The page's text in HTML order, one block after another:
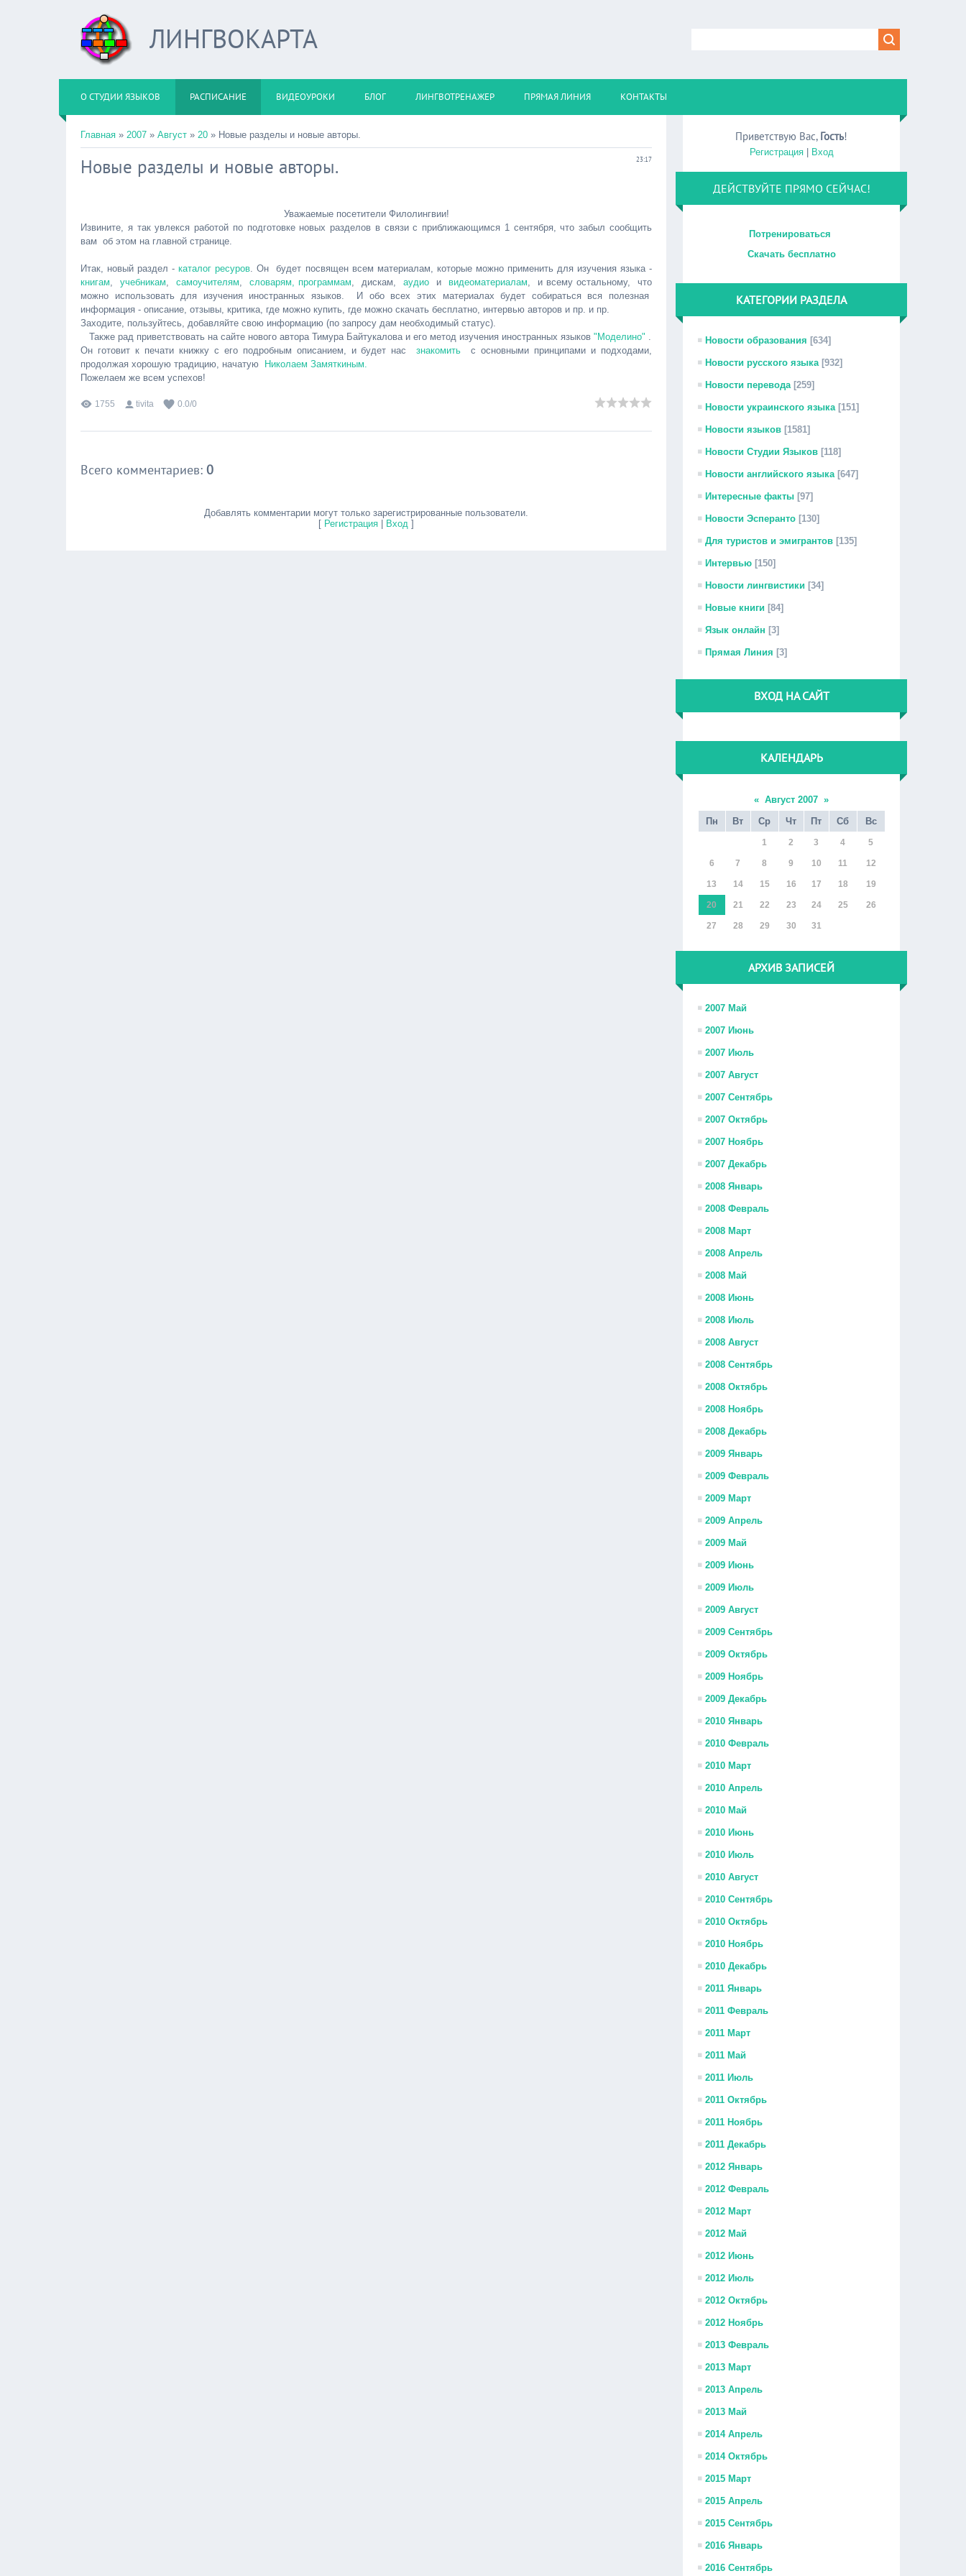
ЛИНГВОКАРТА
О СТУДИИ ЯЗЫКОВ РАСПИСАНИЕ ВИДЕОУРОКИ БЛОГ ЛИНГВОТРЕНАЖЕР ПРЯМАЯ ЛИНИЯ КОНТАКТЫ
Главная » 2007 » Август » 20 » Новые разделы и новые авторы.
23:17
Новые разделы и новые авторы.
Уважаемые посетители Филолингвии!
Извините, я так увлекся работой по подготовке новых разделов в связи с приближающимся 1 сентября, что забыл сообщить
вам об этом на главной странице.
Итак, новый раздел -каталог ресуров. Он будет посвящен всем материалам, которые можно применить для изучения языка -
книгам, учебникам, самоучителям, словарям, программам, дискам, аудио и видеоматериалам, и всему остальному, что
можно использовать для изучения иностранных языков. И обо всех этих материалах будет собираться вся полезная
информация - описание, отзывы, критика, где можно купить, где можно скачать бесплатно, интервью авторов и пр. и пр.
Заходите, пользуйтесь, добавляйте свою информацию (по запросу дам необходимый статус).
Также рад приветствовать на сайте нового автора Тимура Байтукалова и его метод изучения иностранных языков "Моделино" .
Он готовит к печати книжку с его подробным описанием, и будет насзнакомить с основными принципами и подходами,
продолжая хорошую традицию, начатую
Николаем Замяткиным.
Пожелаем же всем успехов!
1755 tivita 0.0/0
Всего комментариев: 0
Добавлять комментарии могут только зарегистрированные пользователи.
[ Регистрация Вход ]
Приветствую Вас, Гость!
Регистрация| Вход
ДЕЙСТВУЙТЕ ПРЯМО СЕЙЧАС!
Потренироваться
Скачать бесплатно
КАТЕГОРИИ РАЗДЕЛА
Новости образования [634]
Новости русского языка [932]
Новости перевода [259]
Новости украинского языка [151]
Новости языков [1581]
Новости Студии Языков [118]
Новости английского языка [647]
Интересные факты [97]
Новости Эсперанто [130]
Для туристов и эмигрантов [135]
Интервью [150]
Новости лингвистики [34]
Новые книги [84]
Язык онлайн [3]
Прямая Линия [3]
ВХОД НА САЙТ
КАЛЕНДАРЬ
« Август 2007 »
Пн
Вт Ср Чт Пт Сб Вс
1 2 3 4 5
6 7 8 9 10 11 12
13 14 15 16 17 18 19
20 21 22 23 24 25 26
27 28 29 30 31
АРХИВ ЗАПИСЕЙ
2007 Май
2007 Июнь
2007 Июль
2007 Август
2007 Сентябрь
2007 Октябрь
2007 Ноябрь
2007 Декабрь
2008 Январь
2008 Февраль
2008 Март
2008 Апрель
2008 Май
2008 Июнь
2008 Июль
2008 Август
2008 Сентябрь
2008 Октябрь
2008 Ноябрь
2008 Декабрь
2009 Январь
2009 Февраль
2009 Март
2009 Апрель
2009 Май
2009 Июнь
2009 Июль
2009 Август
2009 Сентябрь
2009 Октябрь
2009 Ноябрь
2009 Декабрь
2010 Январь
2010 Февраль
2010 Март
2010 Апрель
2010 Май
2010 Июнь
2010 Июль
2010 Август
2010 Сентябрь
2010 Октябрь
2010 Ноябрь
2010 Декабрь
2011 Январь
2011 Февраль
2011 Март
2011 Май
2011 Июль
2011 Октябрь
2011 Ноябрь
2011 Декабрь
2012 Январь
2012 Февраль
2012 Март
2012 Май
2012 Июнь
2012 Июль
2012 Октябрь
2012 Ноябрь
2013 Февраль
2013 Март
2013 Апрель
2013 Май
2014 Апрель
2014 Октябрь
2015 Март
2015 Апрель
2015 Сентябрь
2016 Январь
2016 Сентябрь